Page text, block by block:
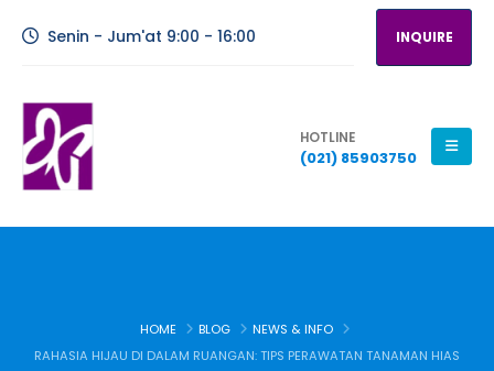
Senin - Jum'at 9:00 - 16:00 INQUIRE
HOTLINE
(021) 85903750
HOME BLOG
NEWS & INFO
RAHASIA HIJAU DI DALAM RUANGAN: TIPS PERAWATAN TANAMAN HIAS